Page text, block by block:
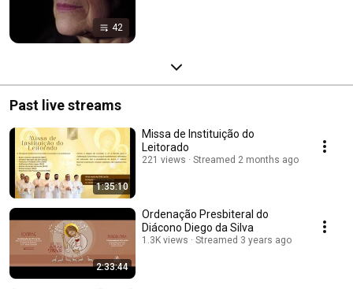
42
Past live streams
1:35:10
Missa de Instituição do
Leitorado
221 views Streamed 2 months ago
2:33:44
Ordenação Presbiteral do
Diácono Diego da Silva
1.3K views Streamed 3 years ago